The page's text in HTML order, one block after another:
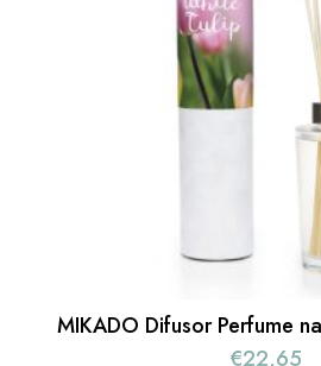
MIKADO Difusor Perfume
€22,65